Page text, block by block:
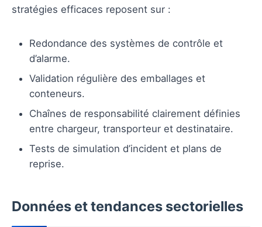
stratégies efficaces reposent sur :
Redondance des systèmes de contrôle et
d’alarme.
Validation régulière des emballages et
conteneurs.
Chaînes de responsabilité clairement définies
entre chargeur, transporteur et destinataire.
Tests de simulation d’incident et plans de
reprise.
Données et tendances sectorielles